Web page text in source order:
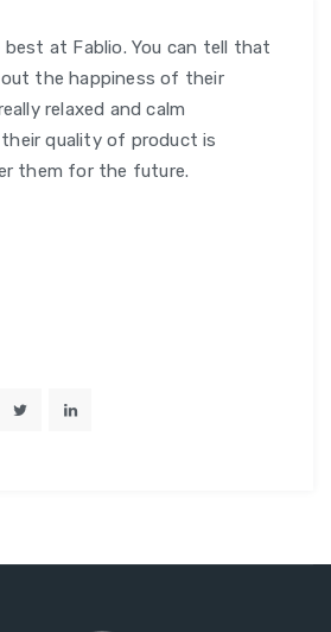
at Fablio. You can tell that
the happiness of their
relaxed and calm
quality of product is
them for the future.